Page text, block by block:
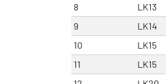
8
LK13
9
LK14
10
LK15
11
LK15